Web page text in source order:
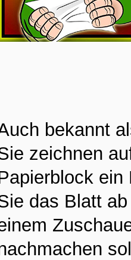
bekannt
zeichnen
das Blatt